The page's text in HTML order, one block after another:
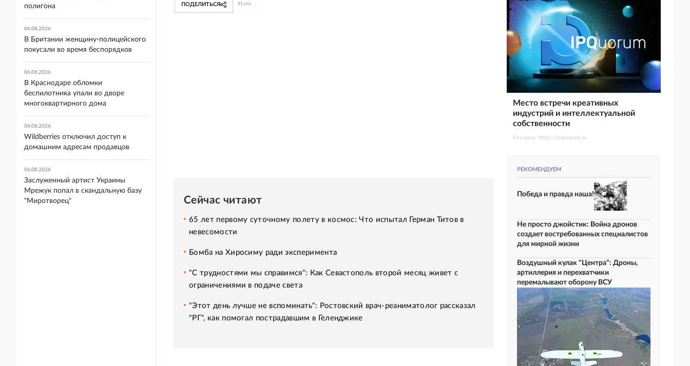
ПОДЕЛИТЬСЯ # Lada
Сейчас читают
65 лет первому суточному полету в космос: Что испытал Герман Титов в
невесомости
Бомба на Хиросиму ради эксперимента
"С трудностями мы справимся": Как Севастополь второй месяц живет с
ограничениями в подаче света
"Этот день лучше не вспоминать": Ростовский врач-реаниматолог рассказал
"РГ", как помогал пострадавшим в Геленджике
Место встречи креативных
индустрий и интеллектуальной
собственности
Реклама. https://ipquorum.ru
РЕКОМЕНДУЕМ
Победа и правда наша!
Не просто джойстик: Война дронов
создает востребованных специалистов
для мирной жизни
Воздушный кулак "Центра": Дроны,
артиллерия и перехватчики
перемалывают оборону ВСУ
полигона
06.08.2026
В Британии женщину-полицейского
покусали во время беспорядков
06.08.2026
В Краснодаре обломки
беспилотника упали во дворе
многоквартирного дома
06.08.2026
Wildberries отключил доступ к
домашним адресам продавцов
06.08.2026
Заслуженный артист Украины
Мрежук попал в скандальную базу
"Миротворец"